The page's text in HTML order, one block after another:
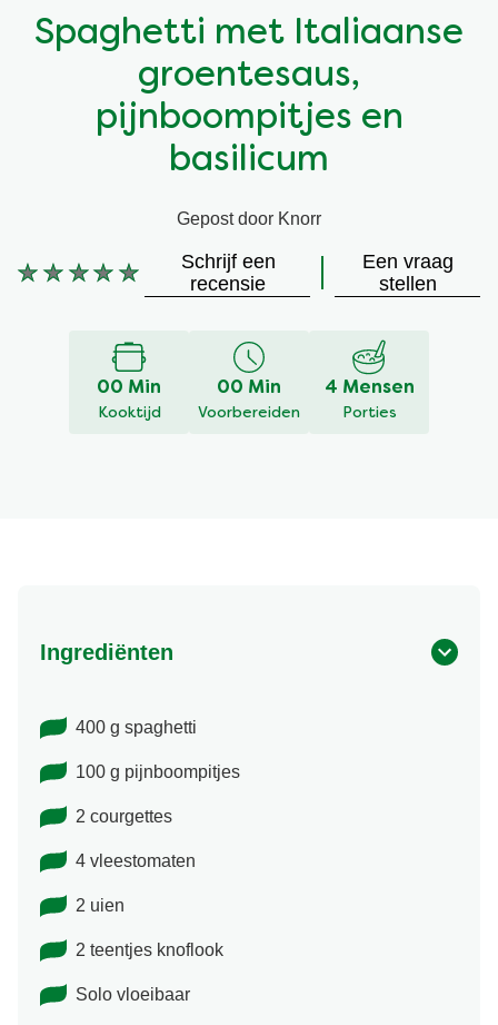
Vegetarisch
Ingrediënten
Kruiding
Groentewraps
Spaghetti met Italiaanse
groentesaus,
pijnboompitjes en
basilicum
Gepost door Knorr
Geen
Schrijf een
recensie
Een vraag
stellen
00 Min
Kooktijd
00 Min
Voorbereiden
4 Mensen
Porties
Ingrediënten
400 g spaghetti
100 g pijnboompitjes
2 courgettes
4 vleestomaten
2 uien
2 teentjes knoflook
Solo vloeibaar